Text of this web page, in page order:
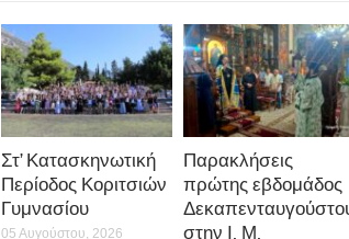
Στ’ Κατασκηνωτική
Περίοδος Κοριτσιών
Γυμνασίου
05 Αυγούστου, 2026
Παρακλήσεις
πρώτης εβδομάδος
στην Ι. Μ.